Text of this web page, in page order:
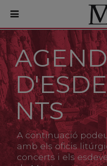
PORTADA
Monestir
Cultura
Actualitat
Fundació
NTS
A continuació
amb els oficis
concerts i els